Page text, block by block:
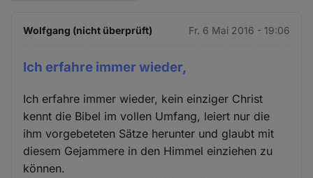
Wolfgang (nicht überprüft) Fr. 6 Mai 2016 - 19:06
Ich erfahre immer wieder,
Ich erfahre immer wieder, kein einziger Christ
kennt die Bibel im vollen Umfang, leiert nur die
ihm vorgebeteten Sätze herunter und glaubt mit
diesem Gejammere in den Himmel einziehen zu
können.